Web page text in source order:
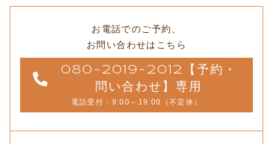
お電話でのご予約、
お問い合わせはこちら
080-2019-2012【予約・
問い合わせ】専用
電話受付：9:00～19:00（不定休）